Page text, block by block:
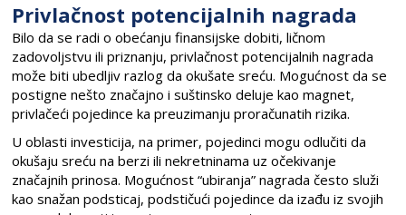
Privlačnost potencijalnih nagrada
Bilo da se radi o obećanju finansijske dobiti, ličnom
zadovoljstvu ili priznanju, privlačnost potencijalnih nagrada
može biti ubedljiv razlog da okušate sreću. Mogućnost da se
postigne nešto značajno i suštinsko deluje kao magnet,
privlačeći pojedince ka preuzimanju proračunatih rizika.
U oblasti investicija, na primer, pojedinci mogu odlučiti da
okušaju sreću na berzi ili nekretninama uz očekivanje
značajnih prinosa. Mogućnost “ubiranja” nagrada često služi
kao snažan podsticaj, podstičući pojedince da izađu iz svojih